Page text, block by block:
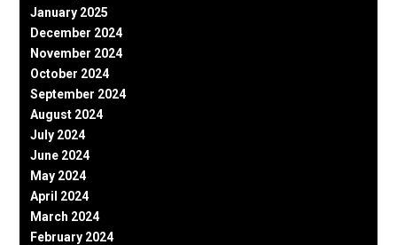
January 2025
December 2024
November 2024
October 2024
September 2024
August 2024
July 2024
June 2024
May 2024
April 2024
March 2024
February 2024